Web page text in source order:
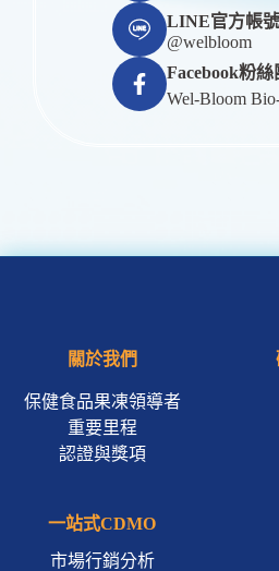
LINE官方帳號
@welbloom
Facebook粉絲
Wel-Bloom
關於我們
保健食品果凍領導者
重要里程
認證與獎項
一站式CDMO
市場行銷分析